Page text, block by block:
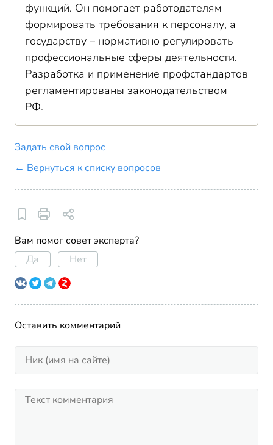
функций. Он помогает работодателям
формировать требования к персоналу, а
государству – нормативно регулировать
профессиональные сферы деятельности.
Разработка и применение профстандартов
регламентированы законодательством
РФ.
Задать свой вопрос
← Вернуться к списку вопросов
Вам помог совет эксперта?
Да
Нет
Оставить комментарий